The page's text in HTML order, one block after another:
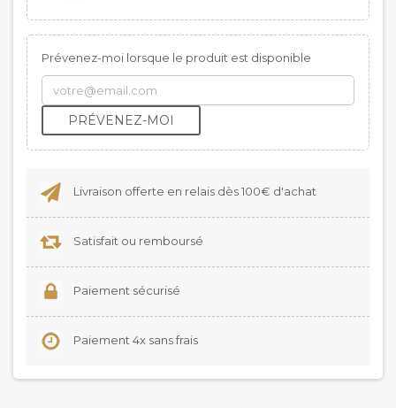
Prévenez-moi lorsque le produit est disponible
PRÉVENEZ-MOI
Livraison offerte en relais dès 100€ d'achat
Satisfait ou remboursé
Paiement sécurisé
Paiement 4x sans frais